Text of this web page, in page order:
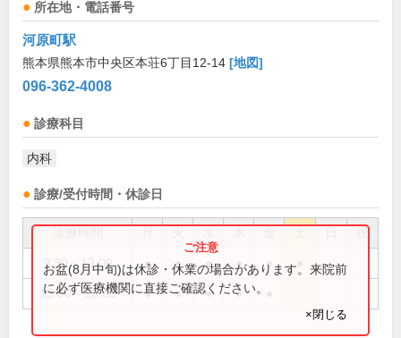
所在地・電話番号
河原町駅
熊本県熊本市中央区本荘6丁目12-14 [地図]
096-362-4008
診療科目
内科
診療/受付時間・休診日
祝
9:30～13:00 ● ● ● ● ●
15:00～18:00 ● ● ● ●
お盆(8月中旬)は休診・休業の場合があります。来院前
に必ず医療機関に直接ご確認ください。
×閉じる